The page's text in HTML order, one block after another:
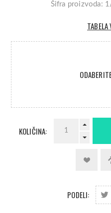
Šifra proizvoda:
KOLIČINA:
PODELI: